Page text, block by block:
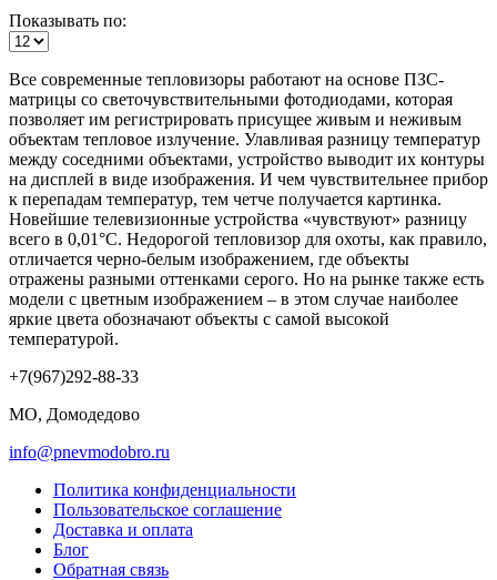
Показывать по:
Все современные тепловизоры работают на основе ПЗС-
матрицы со светочувствительными фотодиодами, которая
позволяет им регистрировать присущее живым и неживым
объектам тепловое излучение. Улавливая разницу температур
между соседними объектами, устройство выводит их контуры
на дисплей в виде изображения. И чем чувствительнее прибор
к перепадам температур, тем четче получается картинка.
Новейшие телевизионные устройства «чувствуют» разницу
всего в 0,01°C. Недорогой тепловизор для охоты, как правило,
отличается черно-белым изображением, где объекты
отражены разными оттенками серого. Но на рынке также есть
модели с цветным изображением – в этом случае наиболее
яркие цвета обозначают объекты с самой высокой
температурой.
+7(967)292-88-33
МО, Домодедово
info@pnevmodobro.ru
Политика конфиденциальности
Пользовательское соглашение
Доставка и оплата
Блог
Обратная связь